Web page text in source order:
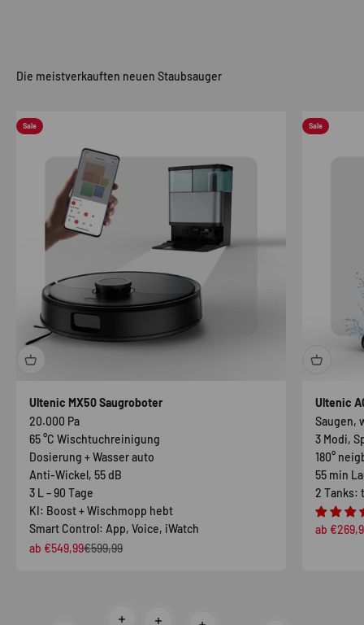
Sale
Ultenic MX50 Saugroboter
20.000 Pa
65 °C Wischtuchreinigung
Dosierung + Wasser auto
Anti-Wickel, 55 dB
3 L – 90 Tage
KI: Boost + Wischmopp hebt
Smart Control: App, Voice, iWatch
Angebot
ab €549,99Regulärer Preis
€599,99
Sale
Ultenic
Saugen,
3 Modi,
180°
55 min
2 Tanks:
Angebot
ab